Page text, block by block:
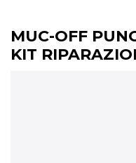
MUC-OFF
KIT